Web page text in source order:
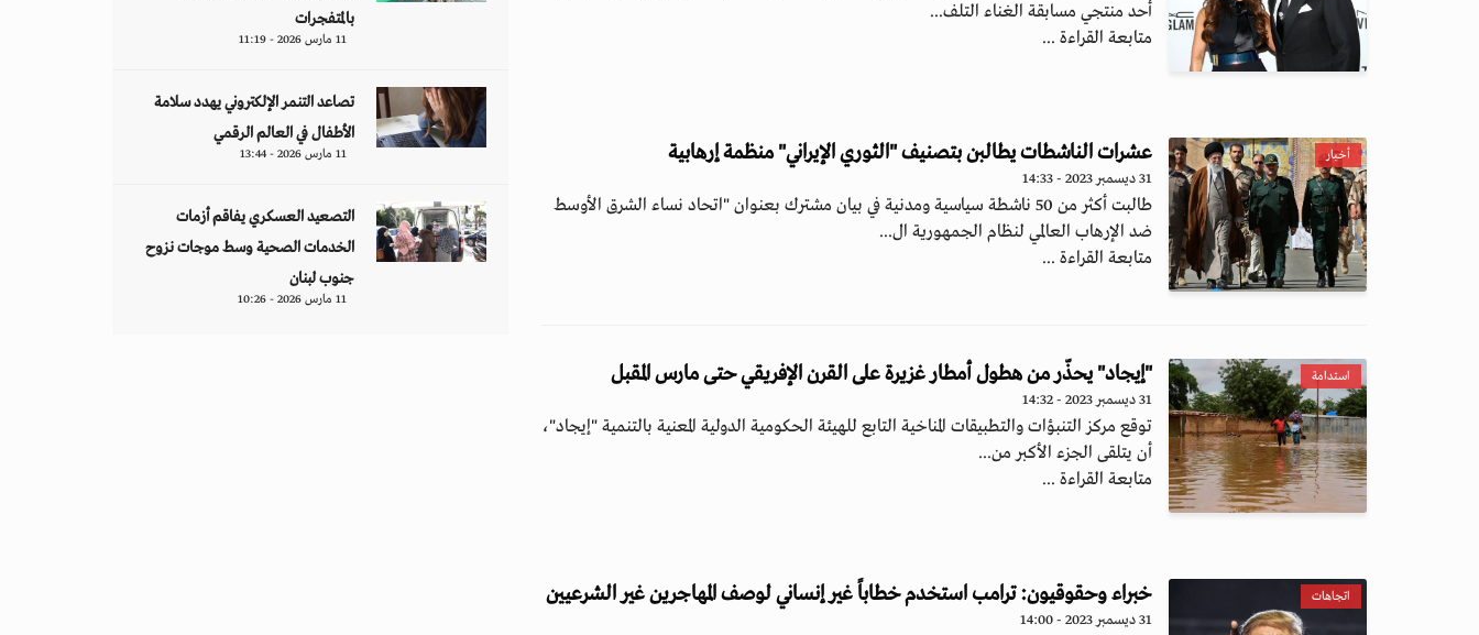
أحد منتجي مسابقة الغناء التلف...
متابعة القراءة ...
أخبار عشرات الناشطات يطالبن بتصنيف "الثوري الإيراني" منظمة إرهابية
31 ديسمبر 2023 - 14:33
طالبت أكثر من 50 ناشطة سياسية ومدنية في بيان مشترك بعنوان "اتحاد نساء الشرق الأوسط
ضد الإرهاب العالمي لنظام الجمهورية ال...
متابعة القراءة ...
استدامة "إيجاد" يحذّر من هطول أمطار غزيرة على القرن الإفريقي حتى مارس المقبل
31 ديسمبر 2023 - 14:32
توقع مركز التنبؤات والتطبيقات المناخية التابع للهيئة الحكومية الدولية المعنية بالتنمية "إيجاد"،
أن يتلقى الجزء الأكبر من...
متابعة القراءة ...
اتجاهات خبراء وحقوقيون: ترامب استخدم خطاباً غير إنساني لوصف المهاجرين غير الشرعيين
31 ديسمبر 2023 - 14:00
بالمتفجرات
11 مارس 2026 - 11:19
تصاعد التنمر الإلكتروني يهدد سلامة
الأطفال في العالم الرقمي
11 مارس 2026 - 13:44
التصعيد العسكري يفاقم أزمات
الخدمات الصحية وسط موجات نزوح
جنوب لبنان
11 مارس 2026 - 10:26